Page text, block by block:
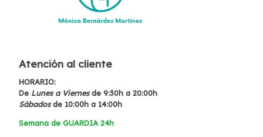
Atención al cliente
HORARIO:
De Lunes a Viernesde 9:30h a 20:00h
Sábadosde 10:00h a 14:00h
Semana de GUARDIA 24h